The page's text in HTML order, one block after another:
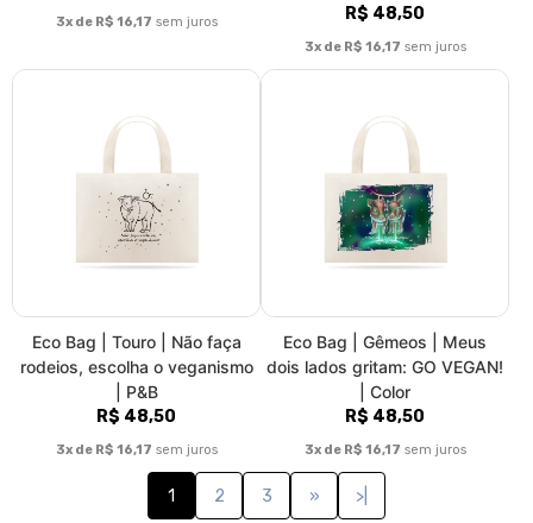
3x de R$ 16,17 sem juros 3x de R$ 16,17sem juros
1 2 3 » >|
Fale conoscoTrocas / Devoluções
Rastrear Pedido
AstroVeg é uma marca de moda vegana consciente e ativista.
Buscamos trazer sempre a representatividade e o ativismo
vegano através da moda, com estampas exclusivas,
desenvolvidas, em sua maioria, em parceria com a artista
plástica Ana Improta, e curadoria da designer de moda Alice